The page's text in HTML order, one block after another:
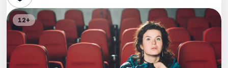
Стендап
Выставки
Квесты
12+